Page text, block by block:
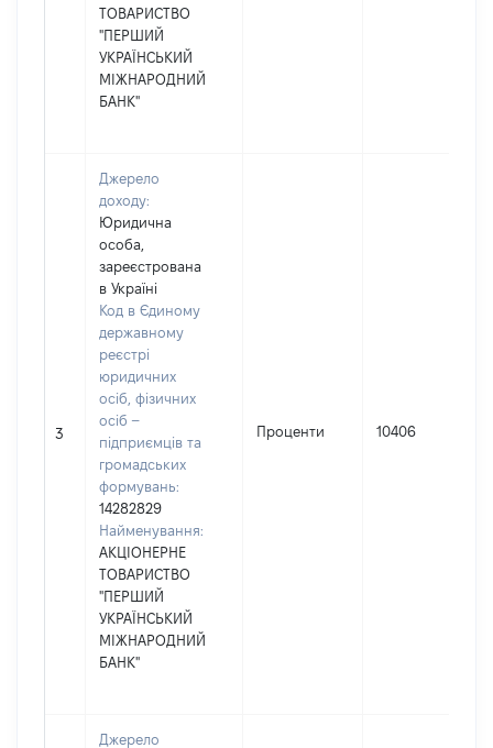
ТОВАРИСТВО
"ПЕРШИЙ
УКРАЇНСЬКИЙ
МІЖНАРОДНИЙ
БАНК"
3
Джерело
доходу:
Юридична
особа,
зареєстрована
в Україні
Код в Єдиному
державному
реєстрі
юридичних
осіб, фізичних
осіб –
підприємців та
громадських
формувань:
14282829
Найменування:
АКЦІОНЕРНЕ
ТОВАРИСТВО
"ПЕРШИЙ
УКРАЇНСЬКИЙ
МІЖНАРОДНИЙ
БАНК"
Проценти 10406
Джерело